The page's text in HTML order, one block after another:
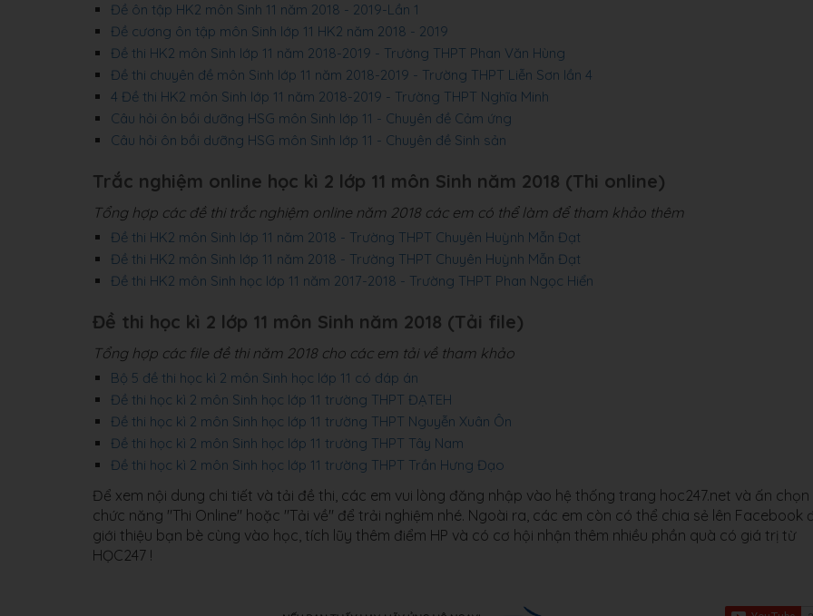
Đề ôn tập HK2 môn Sinh 11 năm 2018 - 2019-Lần 1
Đề cương ôn tập môn Sinh lớp 11 HK2 năm 2018 - 2019
Đề thi HK2 môn Sinh lớp 11 năm 2018-2019 - Trường THPT Phan Văn Hùng
Đề thi chuyên đề môn Sinh lớp 11 năm 2018-2019 - Trường THPT Liễn Sơn lần 4
4 Đề thi HK2 môn Sinh lớp 11 năm 2018-2019 - Trường THPT Nghĩa Minh
Câu hỏi ôn bồi dưỡng HSG môn Sinh lớp 11 - Chuyên đề Cảm ứng
Câu hỏi ôn bồi dưỡng HSG môn Sinh lớp 11 - Chuyên đề Sinh sản
Trắc nghiệm online học kì 2 lớp 11 môn Sinh năm 2018 (Thi online)
Tổng hợp các đề thi trắc nghiệm online năm 2018 các em có thể làm để tham khảo thêm
Đề thi HK2 môn Sinh lớp 11 năm 2018 - Trường THPT Chuyên Huỳnh Mẫn Đạt
Đề thi HK2 môn Sinh lớp 11 năm 2018 - Trường THPT Chuyên Huỳnh Mẫn Đạt
Đề thi HK2 môn Sinh học lớp 11 năm 2017-2018 - Trường THPT Phan Ngọc Hiển
Đề thi học kì 2 lớp 11 môn Sinh năm 2018 (Tải file)
Tổng hợp các file đề thi năm 2018 cho các em tải về tham khảo
Bộ 5 đề thi học kì 2 môn Sinh học lớp 11 có đáp án
Đề thi học kì 2 môn Sinh học lớp 11 trường THPT ĐẠTEH
Đề thi học kì 2 môn Sinh học lớp 11 trường THPT Nguyễn Xuân Ôn
Đề thi học kì 2 môn Sinh học lớp 11 trường THPT Tây Nam
Đề thi học kì 2 môn Sinh học lớp 11 trường THPT Trần Hưng Đạo
Để xem nội dung chi tiết và tải đề thi, các em vui lòng đăng nhập vào hệ thống trang hoc247.net và ấn chọn
chức năng "Thi Online" hoặc "Tải về" để trải nghiệm nhé. Ngoài ra, các em còn có thể chia sẻ lên Facebook
giới thiệu bạn bè cùng vào học, tích lũy thêm điểm HP và có cơ hội nhận thêm nhiều phần quà có giá trị từ
HỌC247 !